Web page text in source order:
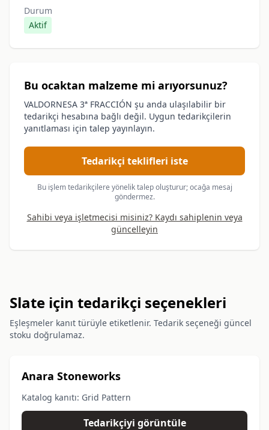
Durum
Aktif
Bu ocaktan malzeme mi arıyorsunuz?
VALDORNESA 3ª FRACCIÓN şu anda ulaşılabilir bir
tedarikçi hesabına bağlı değil. Uygun tedarikçilerin
yanıtlaması için talep yayınlayın.
Tedarikçi teklifleri iste
Bu işlem tedarikçilere yönelik talep oluşturur; ocağa mesaj
göndermez.
Sahibi veya işletmecisi misiniz? Kaydı sahiplenin veya
güncelleyin
Slate için tedarikçi seçenekleri
Eşleşmeler kanıt türüyle etiketlenir. Tedarik seçeneği güncel
stoku doğrulamaz.
Anara Stoneworks
Katalog kanıtı: Grid Pattern
Tedarikçiyi görüntüle